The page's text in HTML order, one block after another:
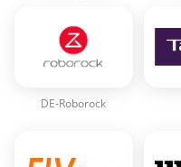
DE-Roborock